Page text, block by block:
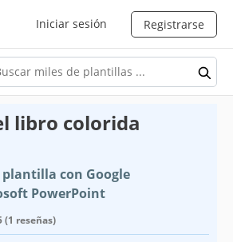
Iniciar sesión Registrarse
libro colorida
con Google
PowerPoint
(1 reseñas)